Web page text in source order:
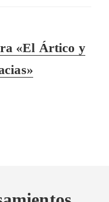
«El Ártico y